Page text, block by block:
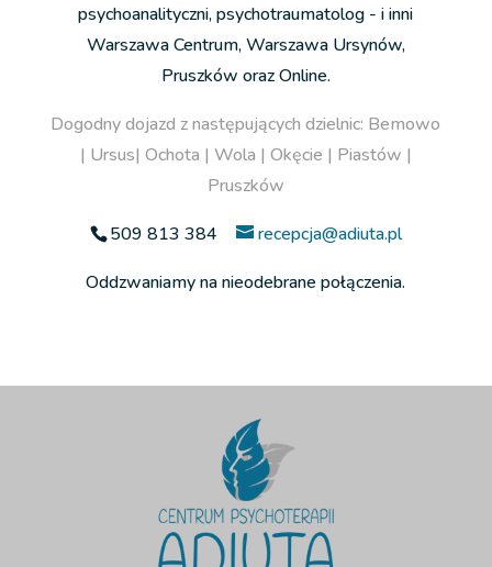
psychoanalityczni, psychotraumatolog - i inni
Warszawa Centrum, Warszawa Ursynów,
Pruszków oraz Online.
Dogodny dojazd z następujących dzielnic: Bemowo
| Ursus| Ochota | Wola | Okęcie | Piastów |
Pruszków
509 813 384
recepcja@adiuta.pl
Oddzwaniamy na nieodebrane połączenia.